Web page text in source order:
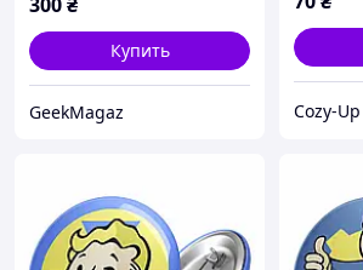
Купить
GeekMagaz Cozy-Up